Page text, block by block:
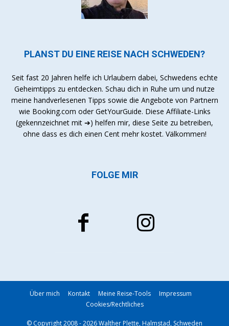
PLANST DU EINE REISE NACH SCHWEDEN?
Seit fast 20 Jahren helfe ich Urlaubern dabei, Schwedens echte
Geheimtipps zu entdecken. Schau dich in Ruhe um und nutze
meine handverlesenen Tipps sowie die Angebote von Partnern
wie Booking.com oder GetYourGuide. Diese Affiliate-Links
(gekennzeichnet mit ➔) helfen mir, diese Seite zu betreiben,
ohne dass es dich einen Cent mehr kostet. Välkommen!
FOLGE MIR
© Copyright 2008 - 2026 Walther Plette, Halmstad, Schweden
Über mich Kontakt Meine Reise-Tools
Impressum
Cookies/Rechtliches